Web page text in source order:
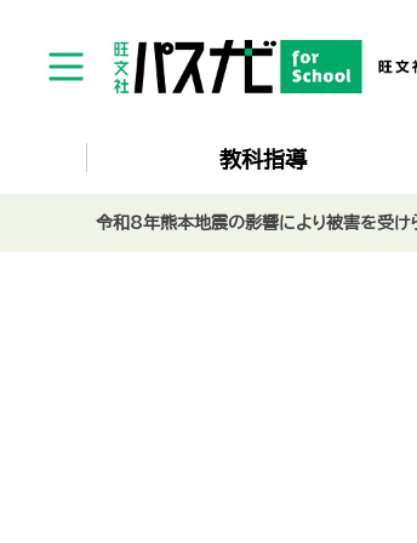
教科指導
令和8年熊本地震の影響により被害を受け